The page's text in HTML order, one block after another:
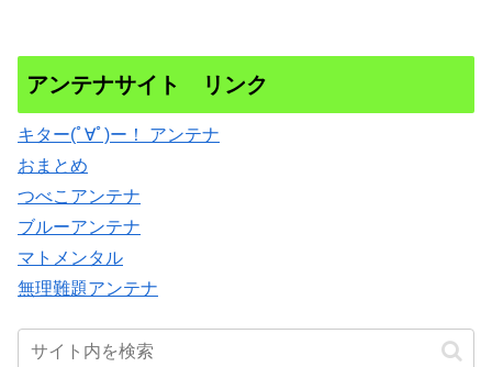
アンテナサイト リンク
キター(ﾟ∀ﾟ)ー！ アンテナ
おまとめ
つべこアンテナ
ブルーアンテナ
マトメンタル
無理難題アンテナ